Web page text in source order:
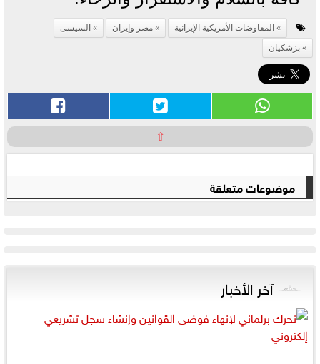
المفاوضات الأمريكية الإيرانية مصر وإيران
السيسى
بزشكيان
⇧
موضوعات متعلقة
آخر الأخبار